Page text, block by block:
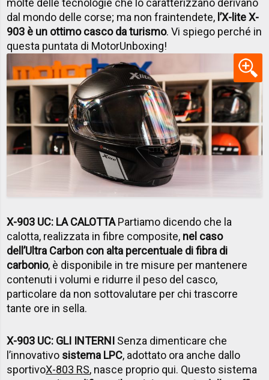
molte delle tecnologie che lo caratterizzano derivano
dal mondo delle corse; ma non fraintendete, l’X-lite X-
903 è un ottimo casco da turismo. Vi spiego perché in
questa puntata di MotorUnboxing!
X-903 UC: LA CALOTTAPartiamo dicendo che la
calotta, realizzata in fibre composite, nel caso
dell’Ultra Carbon con alta percentuale di fibra di
carbonio, è disponibile in tre misure per mantenere
contenuti i volumi e ridurre il peso del casco,
particolare da non sottovalutare per chi trascorre
tante ore in sella.
X-903 UC: GLI INTERNI Senza dimenticare che
l’innovativo sistema LPC, adottato ora anche dallo
sportivoX-803 RS, nasce proprio qui. Questo sistema